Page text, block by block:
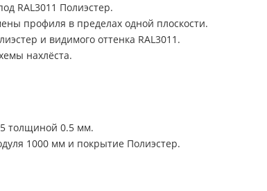
RAL3011 Полиэстер.
профиля в пределах одной плоскости.
и видимого оттенка RAL3011.
нахлёста.
толщиной 0.5 мм.
1000 мм и покрытие Полиэстер.